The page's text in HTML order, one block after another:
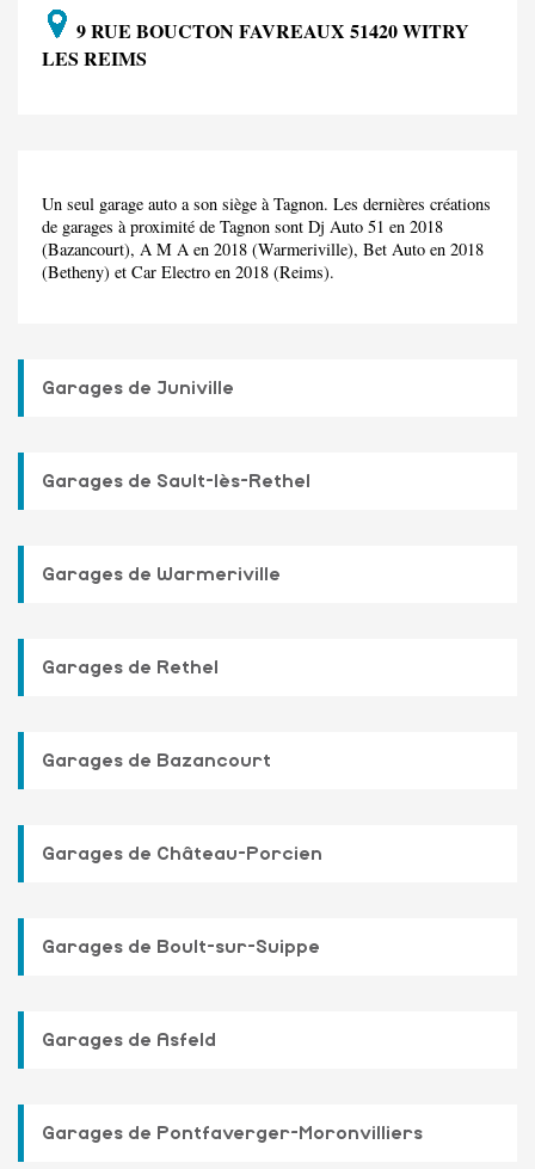
9 RUE BOUCTON FAVREAUX 51420 WITRY
LES REIMS
Un seul garage auto a son siège à Tagnon. Les dernières créations
de garages à proximité de Tagnon sont Dj Auto 51 en 2018
(Bazancourt), A M A en 2018 (Warmeriville), Bet Auto en 2018
(Betheny) et Car Electro en 2018 (Reims).
Garages de Juniville
Garages de Sault-lès-Rethel
Garages de Warmeriville
Garages de Rethel
Garages de Bazancourt
Garages de Château-Porcien
Garages de Boult-sur-Suippe
Garages de Asfeld
Garages de Pontfaverger-Moronvilliers